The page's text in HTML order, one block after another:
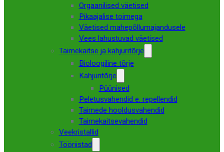
Orgaanilised väetised
Pikaajalise toimega
Väetised mahepõllumajandusele
Vees lahustuvad väetised
Taimekaitse ja kahjuritõrje
Bioloogiline tõrje
Kahjuritõrje
Püünised
Peletusvahendid e. repellendid
Taimede hooldusvahendid
Taimekaitsevahendid
Veekristallid
Tööriistad